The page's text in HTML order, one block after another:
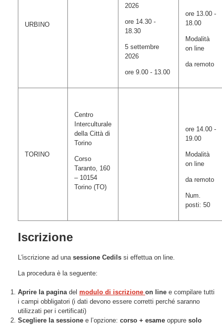
URBINO
2026
ore 14.30 -
18.30
5 settembre
2026
ore 9.00 - 13.00
ore 13.00 -
18.00
Modalità
on line
da remoto
TORINO
Centro
Interculturale
della Città di
Torino
Corso
Taranto, 160
– 10154
Torino (TO)
ore 14.00 -
19.00
Modalità
on line
da remoto
Num.
posti: 50
Iscrizione
L'iscrizione ad una sessione Cedils si effettua on line.
La procedura è la seguente:
Aprire la paginadel modulo di iscrizione on line e compilare tutti
i campi obbligatori (i dati devono essere corretti perché saranno
utilizzati per i certificati)
Scegliere la sessione e l’opzione: corso + esame oppure solo